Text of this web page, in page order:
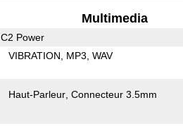
Multimedia
C2 Power
VIBRATION MP3 WAV
Haut-Parleur Connecteur 3.5mm